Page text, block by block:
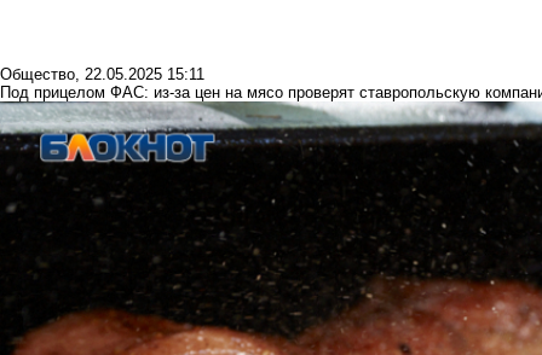
Общество, 22.05.2025 15:11
Под прицелом ФАС: из-за цен на мясо проверят ставропольскую